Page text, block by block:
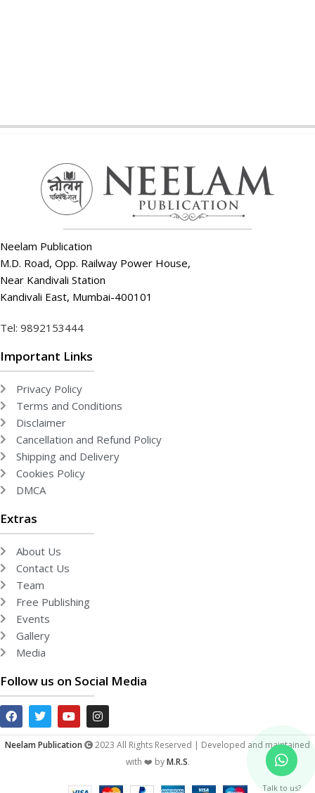
Neelam Publication
M.D. Road, Opp. Railway Power House,
Near Kandivali Station
Kandivali East, Mumbai-400101
Tel: 9892153444
Important Links
Privacy Policy
Terms and Conditions
Disclaimer
Cancellation and Refund Policy
Shipping and Delivery
Cookies Policy
DMCA
Extras
About Us
Contact Us
Team
Free Publishing
Events
Gallery
Media
Follow us on Social Media
Neelam Publication
2023 All Rights Reserved | Developed and maintained
with ❤️ byM.R.S.
Talk to us?